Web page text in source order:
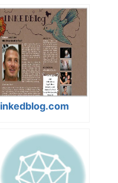
inkedblog.com